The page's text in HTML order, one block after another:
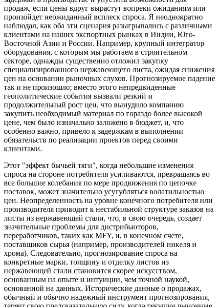
продаж, если цены вдруг вырастут вопреки ожиданиям или
произойдет неожиданный всплеск спроса. Я неоднократно
наблюдал, как оба эти сценария разыгрывались с различными
клиентами на наших экспортных рынках в Индии, Юго-
Восточной Азии и России. Например, крупный интегратор
оборудования, с которым мы работаем в строительном
секторе, однажды существенно отложил закупку
специализированного нержавеющего листа, ожидая снижения
цен на основании рыночных слухов. Прогнозируемое падение
так и не произошло; вместо этого непредвиденные
геополитические события вызвали резкий и
продолжительный рост цен, что вынудило компанию
закупить необходимый материал по гораздо более высокой
цене, чем было изначально заложено в бюджет, и, что
особенно важно, привело к задержкам в выполнении
обязательств по реализации проектов перед своими
клиентами.
Этот "эффект бычьей тяги", когда небольшие изменения
спроса на стороне потребителя усиливаются, превращаясь во
все большие колебания по мере продвижения по цепочке
поставок, может значительно усугубляться волатильностью
цен. Неопределенность на уровне конечного потребителя или
производителя приводит к нестабильной структуре заказов на
листы из нержавеющей стали, что, в свою очередь, создает
значительные проблемы для дистрибьюторов,
переработчиков, таких как MFY, и, в конечном счете,
поставщиков сырья (например, производителей никеля и
хрома). Следовательно, прогнозирование спроса на
конкретные марки, толщину и отделку листов из
нержавеющей стали становится скорее искусством,
основанным на опыте и интуиции, чем точной наукой,
основанной на данных. Исторические данные о продажах,
обычный и обычно надежный инструмент прогнозирования,